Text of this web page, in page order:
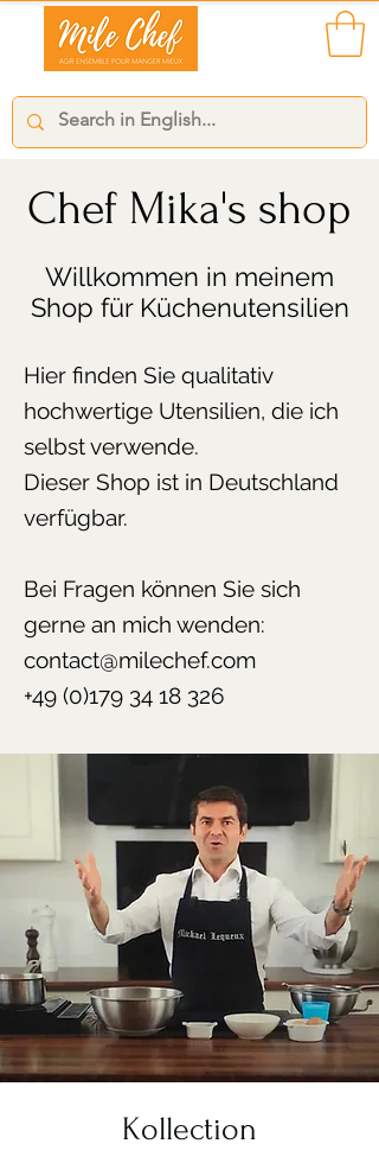
Chef Mika's shop
Willkommen in meinem
Shop für Küchenutensilien
Hier finden Sie qualitativ
hochwertige Utensilien, die ich
selbst verwende.
Dieser Shop ist in Deutschland
verfügbar.
Bei Fragen können Sie sich
gerne an mich wenden:
contact@milechef.com
+49 (0)179 34 18 326
Kollection